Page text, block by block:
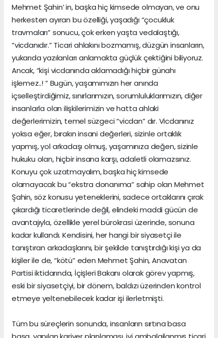
Mehmet Şahin’ in, başka hiç kimsede olmayan, ve onu
herkesten ayıran bu özelliği, yaşadığı “çocukluk
travmaları” sonucu, çok erken yaşta vedalaştığı,
“vicdanıdır.” Ticari ahlakını bozmamış, düzgün insanların,
yukarıda yazılanları anlamakta güçlük çektiğini biliyoruz.
Ancak, “kişi vicdanında aklamadığı hiçbir günahı
işlemez..! ” Bugün, yaşamımızın her anında
içselleştirdiğimiz, sınırlarımızın, sorumluluklarımızın, diğer
insanlarla olan ilişkilerimizin ve hatta ahlaki
değerlerimizin, temel süzgeci “vicdan” dır. Vicdanınız
yoksa eğer, bırakın insani değerleri, sizinle ortaklık
yapmış, yol arkadaşı olmuş, yaşamınıza değen, sizinle
hukuku olan, hiçbir insana karşı, adaletli olamazsınız.
Konuyu çok uzatmayalım, başka hiç kimsede
olamayacak bu “ekstra donanıma” sahip olan Mehmet
Şahin, söz konusu yeteneklerini, sadece ortaklarını çırak
çıkardığı ticaretlerinde değil, elindeki maddi gücün de
avantajıyla, özellikle yerel bürokrasi üzerinde, sonuna
kadar kullandı. Kendisini, her hangi bir siyasetçi ile
tanıştıran arkadaşlarını, bir şekilde tanıştırdığı kişi ya da
kişiler ile de, “kötü” eden Mehmet Şahin, Anavatan
Partisi iktidarında, İçişleri Bakanı olarak görev yapmış,
eski bir siyasetçiyi, bir dönem, baldızı üzerinden kontrol
etmeye yeltenebilecek kadar işi ilerletmişti.
Tüm bu süreçlerin sonunda, insanların sırtına basa